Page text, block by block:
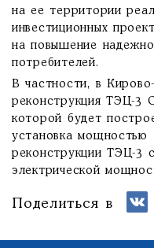
на ее территории
инвестиционных
на повышение
потребителей.
В частности, в
реконструкция ТЭЦ-3
которой будет
установка
реконструкции ТЭЦ-3
электрической
Поделиться в